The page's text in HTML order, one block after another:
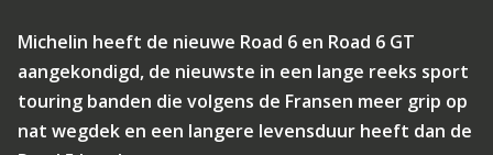
Michelin heeft de nieuwe Road 6 en Road 6 GT
aangekondigd, de nieuwste in een lange reeks sport
touring banden die volgens de Fransen meer grip op
nat wegdek en een langere levensduur heeft dan de